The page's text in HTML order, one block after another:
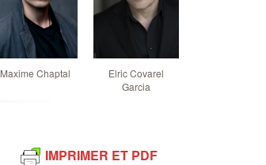
Maxime Chaptal
Elric Covarel
Garcia
IMPRIMER ET PDF